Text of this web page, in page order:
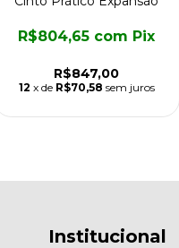
R$847,00
R$804,65 com Pix
12 x de R$70,58 sem juros
Institucional